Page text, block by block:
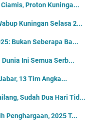
Proton Kuninga...
Kuningan Selasa 2...
Bukan Seberapa Ba...
Ini Semua Serb...
13 Tim Angka...
Sudah Dua Hari Tid...
Penghargaan, 2025 T...